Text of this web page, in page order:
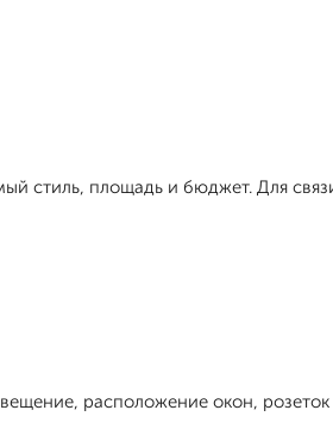
стиль, площадь и бюджет. Для
расположение окон,